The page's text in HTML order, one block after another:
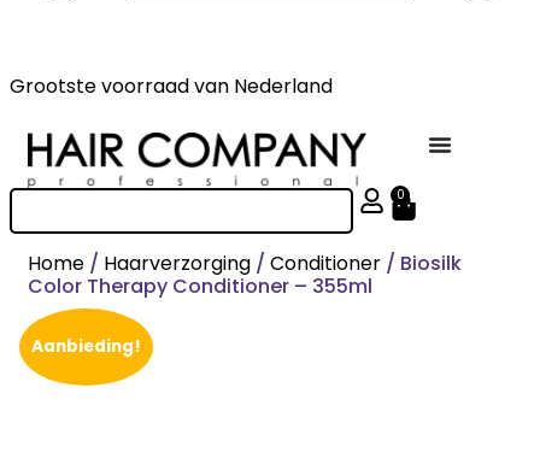
Grootste voorraadvan Nederland
0
Home / Haarverzorging / Conditioner / Biosilk
Color Therapy Conditioner – 355ml
Aanbieding!